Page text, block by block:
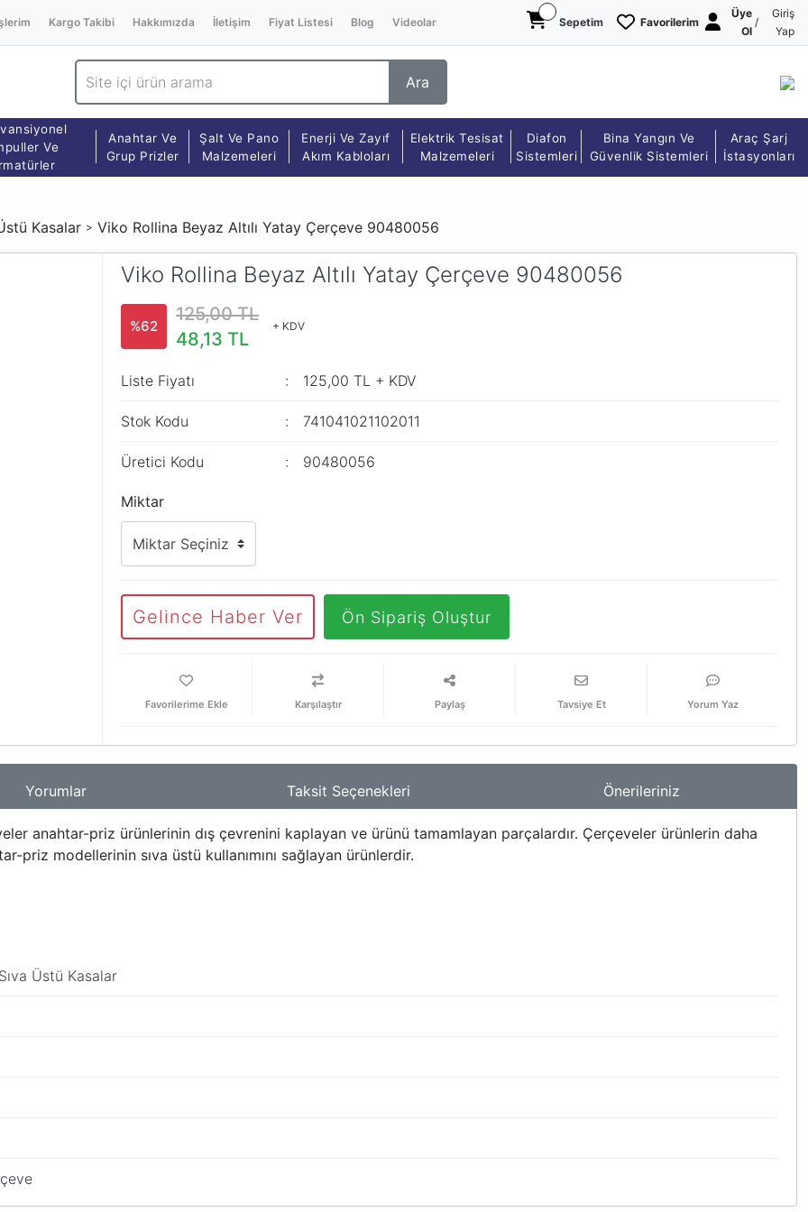
Kargo Takibi Hakkımızda İletişim Fiyat Listesi Blog Videolar Sepetim Favorilerim
Üye
Ol
/
Giriş
Yap
Ara
Ve
Anahtar Ve
Grup Prizler
Şalt Ve Pano
Malzemeleri
Enerji Ve Zayıf
Akım Kabloları
Elektrik Tesisat
Malzemeleri
Diafon
Sistemleri
Bina Yangın Ve
Güvenlik Sistemleri
Araç Şarj
İstasyonları
Kasalar Viko Rollina Beyaz Altılı Yatay Çerçeve 90480056
Viko Rollina Beyaz Altılı Yatay Çerçeve 90480056
%62
125,00 TL
48,13 TL
+ KDV
Liste Fiyatı 125,00 TL + KDV
Stok Kodu 741041021102011
Üretici Kodu 90480056
Miktar
Gelince Haber Ver Ön Sipariş Oluştur
Karşılaştır Paylaş Tavsiye Et Yorum Yaz
Yorumlar Taksit Seçenekleri Önerileriniz
anahtar-priz ürünlerinin dış çevrenini kaplayan ve ürünü tamamlayan parçalardır. Çerçeveler ürünlerin daha
priz modellerinin sıva üstü kullanımını sağlayan ürünlerdir.
Üstü Kasalar